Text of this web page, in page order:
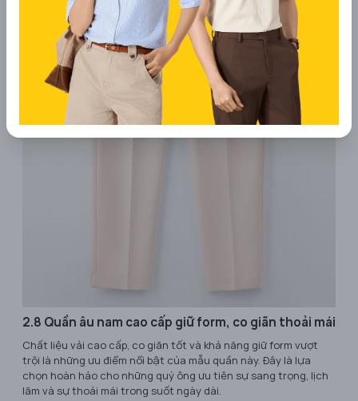
2.8 Quần âu nam cao cấp giữ form, co giãn thoải mái
Chất liệu vải cao cấp, co giãn tốt và khả năng giữ form vượt
trội là những ưu điểm nổi bật của mẫu quần này. Đây là lựa
chọn hoàn hảo cho những quý ông ưu tiên sự sang trọng, lịch
lãm và sự thoải mái trong suốt ngày dài.